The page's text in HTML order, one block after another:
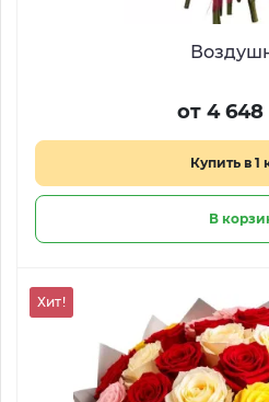
от 4 648
Купить в 1
В
Хит!